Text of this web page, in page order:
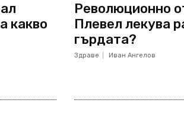
какво
Революционно
Плевел лекува
гърдата?
Здраве Иван Ангелов